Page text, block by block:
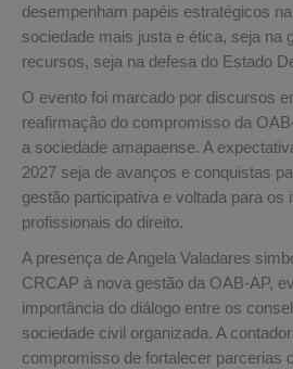
desempenham papéis estratégicos
sociedade mais justa e ética, seja na
recursos, seja na defesa do Estado
O evento foi marcado por discursos
reafirmação do compromisso da
a sociedade amapaense. A
2027 seja de avanços e conquistas
gestão participativa e voltada para os
profissionais do direito.
A presença de Angela Valadares
CRCAP à nova gestão da OAB-AP,
importância do diálogo entre os
sociedade civil organizada. A
compromisso de fortalecer parcerias